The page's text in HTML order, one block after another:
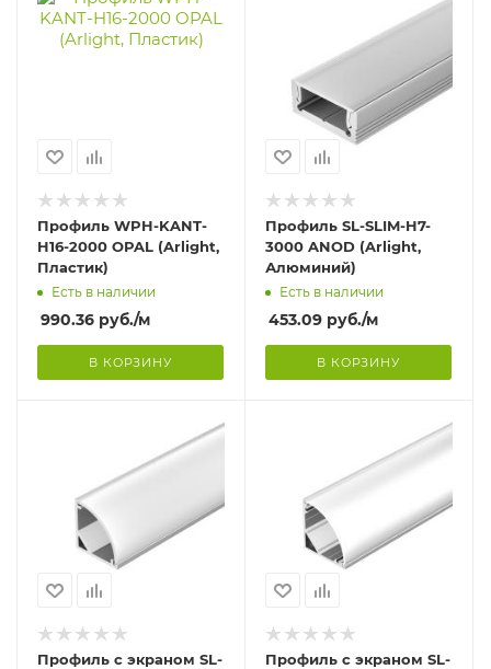
Профиль WPH-KANT-
H16-2000 OPAL (Arlight,
Пластик)
Есть в наличии
990.36 руб./м
В КОРЗИНУ
Профиль SL-SLIM-H7-
3000 ANOD (Arlight,
Алюминий)
Есть в наличии
453.09 руб./м
В КОРЗИНУ
Профиль с экраном SL- Профиль с экраном SL-